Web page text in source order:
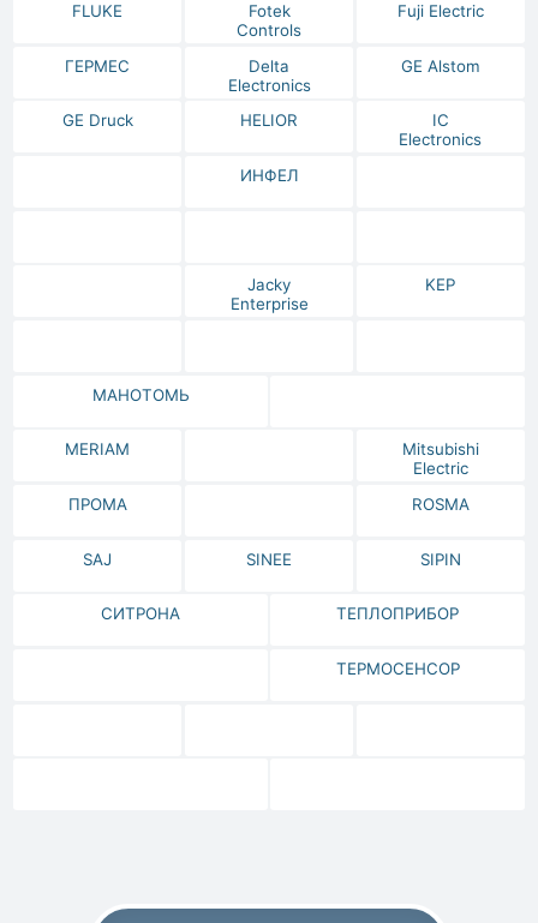
FLUKE
Fotek
Controls
Fuji Electric
ГЕРМЕС
Delta
Electronics
GE Alstom
GE Druck HELIOR
IC
Electronics
ИНФЕЛ
Jacky
Enterprise
KEP
МАНОТОМЬ
MERIAM
Mitsubishi
Electric
ПРОМА
ROSMA
SAJ SINEE SIPIN
СИТРОНА ТЕПЛОПРИБОР
ТЕРМОСЕНСОР